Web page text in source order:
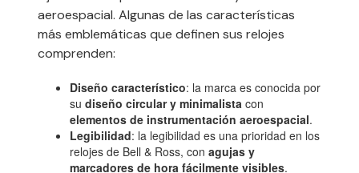
aeroespacial. Algunas de las características
más emblemáticas que definen sus relojes
comprenden:
Diseño característico: la marca es conocida por
su diseño circular y minimalista con
elementos de instrumentación aeroespacial.
Legibilidad: la legibilidad es una prioridad en los
relojes de Bell & Ross, con agujas y
marcadores de hora fácilmente visibles.